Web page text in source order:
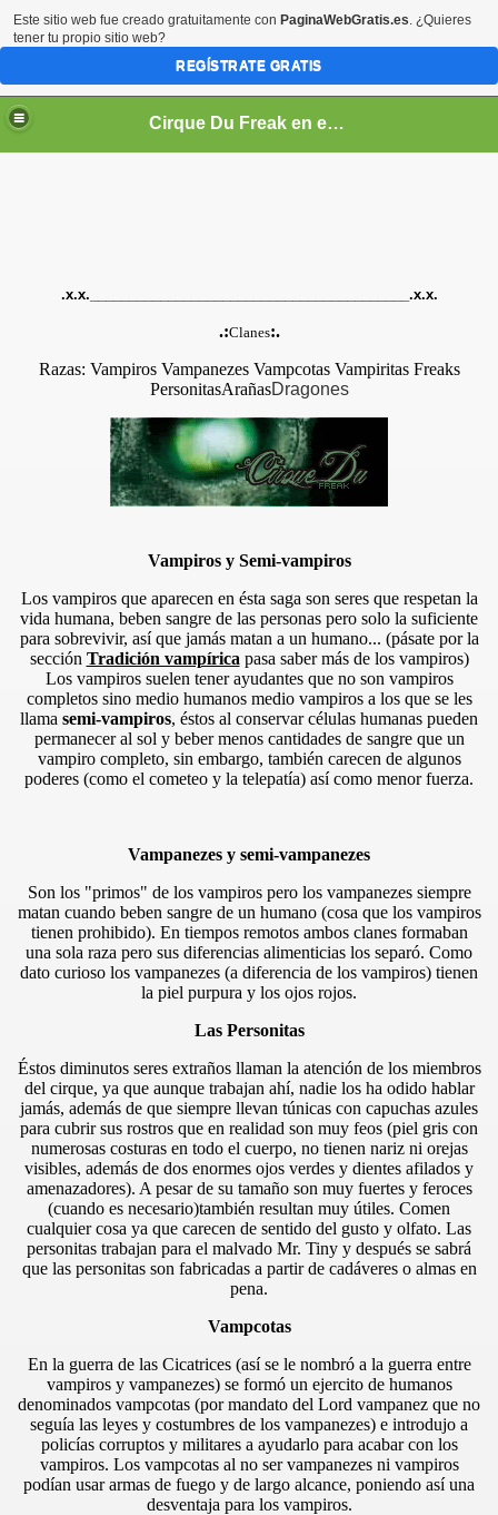
Cirque Du Freak en español
.x.x._________________________________________.x.x.
.:Clanes:.
Razas: Vampiros Vampanezes Vampcotas Vampiritas Freaks
PersonitasArañasDragones
Vampiros y Semi-vampiros
Los vampiros que aparecen en ésta saga son seres que respetan la
vida humana, beben sangre de las personas pero solo la suficiente
para sobrevivir, así que jamás matan a un humano... (pásate por la
sección Tradición vampírica pasa saber más de los vampiros)
Los vampiros suelen tener ayudantes que no son vampiros
completos sino medio humanos medio vampiros a los que se les
llama semi-vampiros, éstos al conservar células humanas pueden
permanecer al sol y beber menos cantidades de sangre que un
vampiro completo, sin embargo, también carecen de algunos
poderes (como el cometeo y la telepatía) así como menor fuerza.
Vampanezes y semi-vampanezes
Son los "primos" de los vampiros pero los vampanezes siempre
matan cuando beben sangre de un humano (cosa que los vampiros
tienen prohibido). En tiempos remotos ambos clanes formaban
una sola raza pero sus diferencias alimenticias los separó. Como
dato curioso los vampanezes (a diferencia de los vampiros) tienen
la piel purpura y los ojos rojos.
Las Personitas
Éstos diminutos seres extraños llaman la atención de los miembros
del cirque, ya que aunque trabajan ahí, nadie los ha odido hablar
jamás, además de que siempre llevan túnicas con capuchas azules
para cubrir sus rostros que en realidad son muy feos (piel gris con
numerosas costuras en todo el cuerpo, no tienen nariz ni orejas
visibles, además de dos enormes ojos verdes y dientes afilados y
amenazadores). A pesar de su tamaño son muy fuertes y feroces
(cuando es necesario)también resultan muy útiles. Comen
cualquier cosa ya que carecen de sentido del gusto y olfato. Las
personitas trabajan para el malvado Mr. Tiny y después se sabrá
que las personitas son fabricadas a partir de cadáveres o almas en
pena.
Vampcotas
En la guerra de las Cicatrices (así se le nombró a la guerra entre
vampiros y vampanezes) se formó un ejercito de humanos
denominados vampcotas (por mandato del Lord vampanez que no
seguía las leyes y costumbres de los vampanezes) e introdujo a
policías corruptos y militares a ayudarlo para acabar con los
vampiros. Los vampcotas al no ser vampanezes ni vampiros
podían usar armas de fuego y de largo alcance, poniendo así una
desventaja para los vampiros.
Este sitio web fue creado gratuitamente con PaginaWebGratis.es. ¿Quieres
tener tu propio sitio web?
REGÍSTRATE GRATIS